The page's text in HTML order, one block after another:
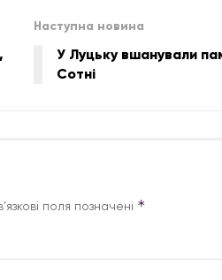
Наступна новина
У Луцьку вшанували
Сотні
поля позначені *